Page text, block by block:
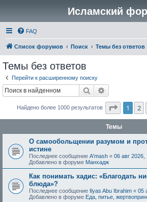
Исламский
FAQ
Список форумов Поиск Темы без ответов
Темы без ответов
Перейти к расширенному поиску
Поиск
Найдено более 1000 результатов 1 2
Темы
О самообольщении разумом и
истине
Последнее сообщение A'mash « 06 авг 2026,
Добавлено в форуме Манхадж
Как понимать хадис: «Благодать
блюда»?
Последнее сообщение Ilyas Abu Ibrahim « 05
Добавлено в форуме Еда, питье,